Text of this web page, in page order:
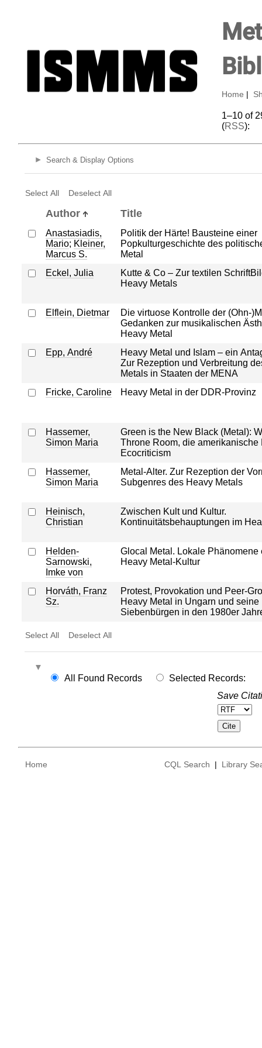
Home
1–10 of
(RSS):
Search & Display Options
Select All Deselect All
Author Title
Anastasiadis,
Mario; Kleiner,
Marcus S.
Politik der Härte! Bausteine einer
Popkulturgeschichte des
Metal
Eckel, Julia
Kutte & Co – Zur textilen
Heavy Metals
Elflein, Dietmar
Die virtuose Kontrolle der (Ohn-
Gedanken zur musikalischen
Heavy Metal
Epp, André
Heavy Metal und Islam – ein
Zur Rezeption und Verbreitung
Metals in Staaten der MENA
Fricke, Caroline
Heavy Metal in der DDR-Provinz
Hassemer,
Simon Maria
Green is the New Black (Metal):
Throne Room, die amerikanische
Ecocriticism
Hassemer,
Simon Maria
Metal-Alter. Zur Rezeption der
Subgenres des Heavy Metals
Heinisch,
Christian
Zwischen Kult und Kultur.
Kontinuitätsbehauptungen im
Helden-
Sarnowski,
Imke von
Glocal Metal. Lokale Phänomene
Heavy Metal-Kultur
Horváth, Franz
Sz.
Protest, Provokation und Peer-
Heavy Metal in Ungarn und
Siebenbürgen in den 1980er
Select All Deselect All
All Found Records
Selected Records:
Save
Home CQL Search | Library